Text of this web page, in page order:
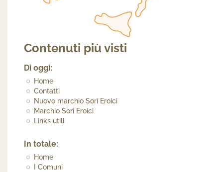
Contenuti più visti
Di oggi:
Home
Contatti
Nuovo marchio Sorì Eroici
Marchio Sorì Eroici
Links utili
In totale:
Home
I Comuni